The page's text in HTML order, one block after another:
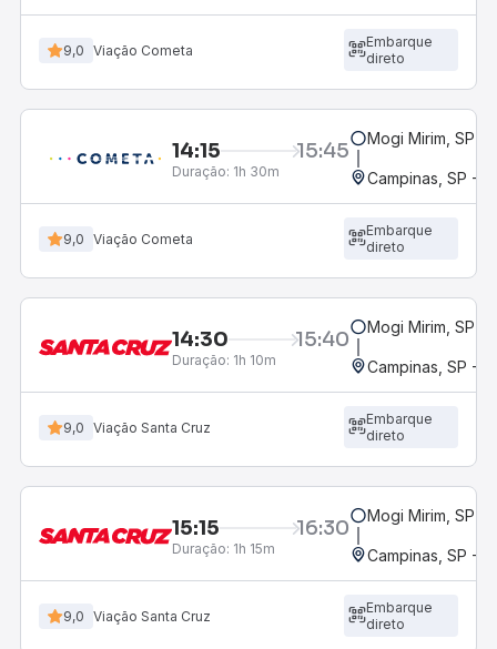
9,0 Viação Cometa
Embarque
direto
14:15 15:45
Duração: 1h 30m
Mogi Mirim, SP
Campinas, SP -
9,0 Viação Cometa
Embarque
direto
14:30 15:40
Duração: 1h 10m
Mogi Mirim, SP
Campinas, SP -
9,0 Viação Santa Cruz
Embarque
direto
15:15 16:30
Duração: 1h 15m
Mogi Mirim, SP
Campinas, SP -
9,0 Viação Santa Cruz
Embarque
direto